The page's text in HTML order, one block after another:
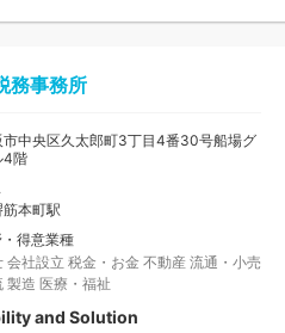
務事務所
市中央区久太郎町3丁目4番30号船場グ
4階
本町駅
得意業種
会社設立 税金・お金 不動産 流通・小売
製造 医療・福祉
and Solution